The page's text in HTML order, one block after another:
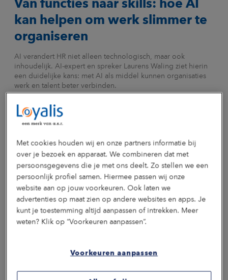
Van functies naar skills: hoe AI
kan helpen om werk slimmer te
organiseren
AI verandert HR niet alleen technologisch, maar ook
inhoudelijk. AI-expert en spreker Laurens Waling ziet hierin
een duidelijke kans: met AI als middel kunnen organisaties
werk en talent beter verbinden.
Lees meer
Wat we bieden
Preventie begint bij op tijd zien wat er speelt. Met AI en
HR‑data herken je signalen van overbelasting, werkdruk en
uitval eerder. Onze gidsen ondersteunen je bij het begrijpen
van deze signalen en het vertalen ervan naar gerichte
aan voordat het ontstaat. Altijd met aandacht voor de
menselijke maat en wat in de praktijk werkt. Ontdek hoe onze
werken aan verzuim en duurzame inzetbaarheid.
Met cookies houden wij en onze partners informatie bij
over je bezoek en apparaat. We combineren dat met
persoonsgegevens die je met ons deelt. Zo stellen we een
persoonlijk profiel samen. Hiermee passen wij onze
website aan op jouw voorkeuren. Ook laten we
advertenties op maat zien op andere websites en apps. Je
kunt je toestemming altijd aanpassen of intrekken. Meer
weten? Klik op “Voorkeuren aanpassen”.
Voorkeuren aanpassen